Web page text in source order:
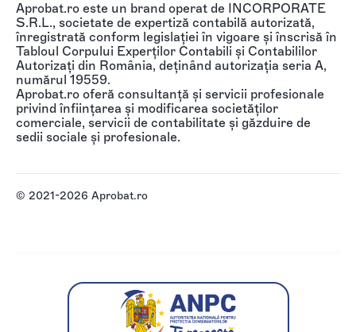
Aprobat.ro este un brand operat de INCORPORATE
S.R.L., societate de expertiză contabilă autorizată,
înregistrată conform legislației în vigoare și înscrisă în
Tabloul Corpului Experților Contabili și Contabililor
Autorizați din România, deținând autorizația seria A,
numărul 19559.
Aprobat.ro oferă consultanță și servicii profesionale
privind înființarea și modificarea societăților
comerciale, servicii de contabilitate și găzduire de
sedii sociale și profesionale.
© 2021-2026 Aprobat.ro